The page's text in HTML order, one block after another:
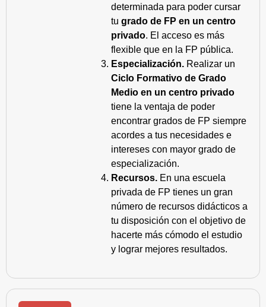
determinada para poder cursar
tu grado de FP en un centro
privado. El acceso es más
flexible que en la FP pública.
Especialización. Realizar un
Ciclo Formativo de Grado
Medio en un centro privado
tiene la ventaja de poder
encontrar grados de FP siempre
acordes a tus necesidades e
intereses con mayor grado de
especialización.
Recursos. En una escuela
privada de FP tienes un gran
número de recursos didácticos a
tu disposición con el objetivo de
hacerte más cómodo el estudio
y lograr mejores resultados.